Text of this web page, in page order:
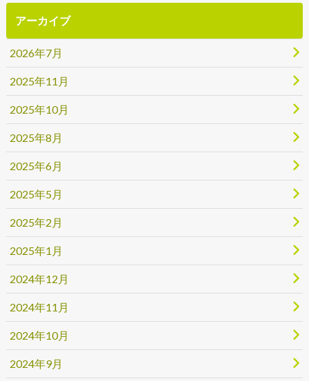
アーカイブ
2026年7月
2025年11月
2025年10月
2025年8月
2025年6月
2025年5月
2025年2月
2025年1月
2024年12月
2024年11月
2024年10月
2024年9月